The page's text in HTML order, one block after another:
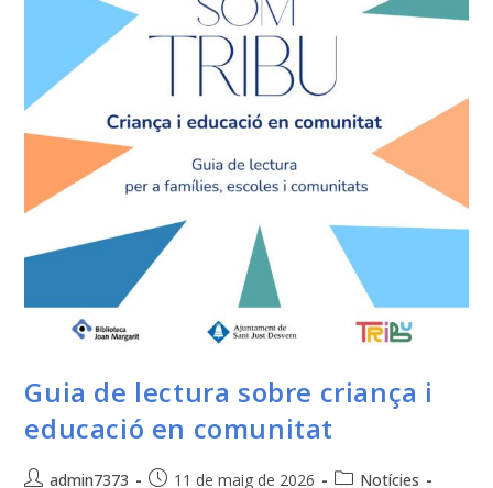
Guia de lectura sobre criança i
educació en comunitat
admin7373 11 de maig de 2026
Notícies